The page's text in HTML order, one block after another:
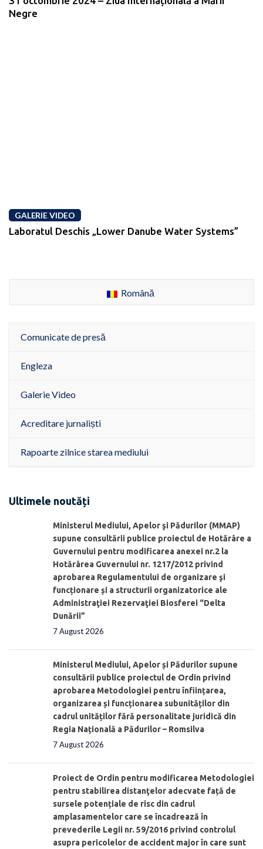
Negre
GALERIE VIDEO
Laboratul Deschis „Lower Danube Water Systems”
Română
Comunicate de presă
Engleza
Galerie Video
Acreditare jurnaliști
Rapoarte zilnice starea mediului
Ultimele noutăți
Ministerul Mediului, Apelor şi Pădurilor (MMAP)
supune consultării publice proiectul de Hotărâre a
Guvernului pentru modificarea anexei nr.2 la
Hotărârea Guvernului nr. 1217/2012 privind
aprobarea Regulamentului de organizare şi
funcționare și a structurii organizatorice ale
Administraţiei Rezervaţiei Biosferei “Delta
Dunării”
7 August 2026
Ministerul Mediului, Apelor și Pădurilor supune
consultării publice proiectul de Ordin privind
aprobarea Metodologiei pentru înființarea,
organizarea și funcționarea subunităților din
cadrul unităților fără personalitate juridică din
Regia Națională a Pădurilor – Romsilva
7 August 2026
Proiect de Ordin pentru modificarea Metodologiei
pentru stabilirea distanţelor adecvate față de
sursele potențiale de risc din cadrul
amplasamentelor care se încadrează în
prevederile Legii nr. 59/2016 privind controlul
asupra pericolelor de accident major în care sunt